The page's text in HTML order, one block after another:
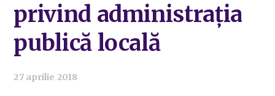
privind administrația
publică locală
27 aprilie 2018